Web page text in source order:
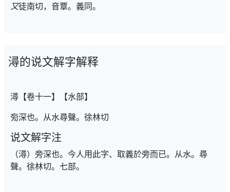
又徒南切，音覃。義同。
潯的说文解字解释
潯【卷十一】【水部】
㫄深也。从水尋聲。徐林切
说文解字注
（潯）旁深也。今人用此字、取義於旁而已。从水。尋
聲。徐林切。七部。